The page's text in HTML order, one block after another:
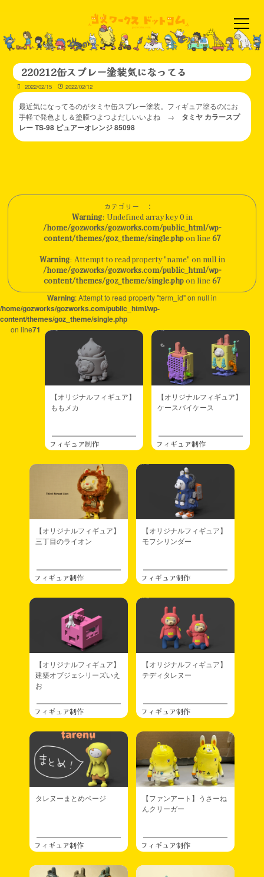
220212缶スプレー塗装気になってる
2022/02/15 2022/02/12
最近気になってるのがタミヤ缶スプレー塗装。フィギュア塗るのにお
手軽で発色よし＆塗膜つよつよだしいいよね → タミヤ カラースプ
レー TS-98 ピュアーオレンジ 85098
カテゴリー ：
Warning: Undefined array key 0 in
/home/gozworks/gozworks.com/public_html/wp-
content/themes/goz_theme/single.phpon line67
Warning: Attempt to read property "name" on null in
/home/gozworks/gozworks.com/public_html/wp-
content/themes/goz_theme/single.phpon line67
Warning: Attempt to read property "term_id" on null in
/home/gozworks/gozworks.com/public_html/wp-
content/themes/goz_theme/single.php
on line71
【オリジナルフィギュア】
ももメカ
フィギュア制作
【オリジナルフィギュア】
ケースバイケース
フィギュア制作
【オリジナルフィギュア】
三丁目のライオン
フィギュア制作
【オリジナルフィギュア】
モフシリンダー
フィギュア制作
【オリジナルフィギュア】
建築オブジェシリーズいえ
お
フィギュア制作
【オリジナルフィギュア】
テディタレヌー
フィギュア制作
タレヌーまとめページ
フィギュア制作
【ファンアート】うさーね
んクリーガー
フィギュア制作